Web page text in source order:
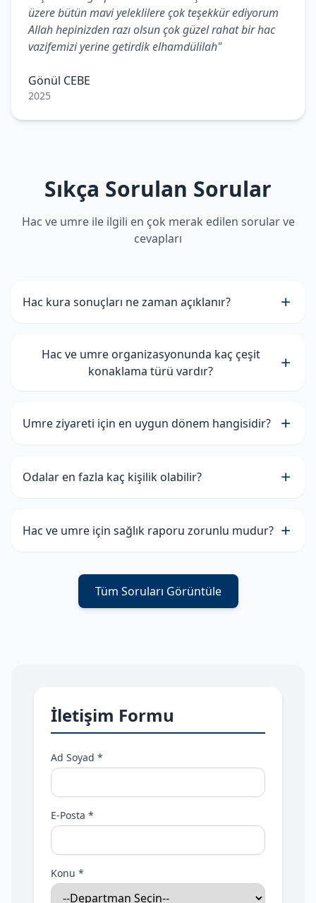
üzere bütün mavi yeleklilere çok teşekkür ediyorum
Allah hepinizden razı olsun çok güzel rahat bir hac
vazifemizi yerine getirdik elhamdülilah"
Gönül CEBE
2025
Sıkça Sorulan Sorular
Hac ve umre ile ilgili en çok merak edilen sorular ve
cevapları
Hac kura sonuçları ne zaman açıklanır?
Hac ve umre organizasyonunda kaç çeşit
konaklama türü vardır?
Umre ziyareti için en uygun dönem hangisidir?
Odalar en fazla kaç kişilik olabilir?
Hac ve umre için sağlık raporu zorunlu mudur?
Tüm Soruları Görüntüle
İletişim Formu
Ad Soyad *
E-Posta *
Konu *